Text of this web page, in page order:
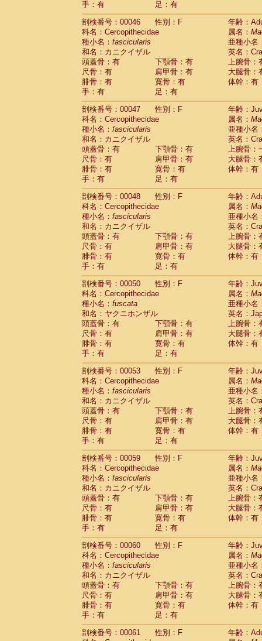
CercopithecidaeColobus angolensis
CercopithecidaeColobus guereza (0)
Cercopithecidae Colobus polykomos
Cercopithecidae Piliocolobus badius
Cercopithecidae Kasi senex vetulus(1)
CercopithecidaeKasi senex
CercopithecidaeNasalis larvatus(0)
CercopithecidaePresbytes
CercopithecidaePygathrix nemaeus
CercopithecidaeSemnopithecus
Cercopithecidae
Trachypithecus
Cercopithecidae
Trachypithecus
Cercopithecidae
Trachypithecus
CercopithecidaeTrachypithecus
CercopithecidaeColobinae spp.(0)
CercopithecidaePresbytesinaespp.(0)
CercopithecidaeCercopithecidae
HylobatidaeHoolock hoolock(1)
HylobatidaeHylobates agilis
HylobatidaeHylobates klossii (0)
Hylobatidae
HylobatidaeHylobates moloch(2)
Hylobatidae Hylobates muelleri(0)
HylobatidaeHylobates pileatus(3)
Hylobatidae Hylobates
HylobatidaeHylobateshybrid(1)
HylobatidaeNomascus concolor(0)
HylobatidaeSymphalangus
Hominidae
(0)
HominidaePan troglodytes
Hominidae Gorilla gorilla beringei(0)
Hominidae Gorilla gorilla gorilla(0)
Primates misc.(0)
Scandentia Dendrogale melanura
Scandentia Ptilocercus lowii
ScandentiaTupaia glis
Scandentia
Scandentia
手：有
足：有
剖検番号：00046
性別：F
年齢：
科名：Cercopithecidae
属名：
種小名： fascicularis
亜種小名
和名：カニクイザル
英名：
頭蓋骨：有
下顎骨：有
上腕骨：
尺骨：有
肩甲骨：有
大腿骨：
腓骨：有
寛骨：有
体幹：有
手：有
足：有
剖検番号：00047
性別：F
年齢：
科名：Cercopithecidae
属名：
種小名： fascicularis
亜種小名
和名：カニクイザル
英名：
頭蓋骨：有
下顎骨：有
上腕骨：
尺骨：有
肩甲骨：有
大腿骨：
腓骨：有
寛骨：有
体幹：有
手：有
足：有
剖検番号：00048
性別：F
年齢：
科名：Cercopithecidae
属名：
種小名： fascicularis
亜種小名
和名：カニクイザル
英名：
頭蓋骨：有
下顎骨：有
上腕骨：
尺骨：有
肩甲骨：有
大腿骨：
腓骨：有
寛骨：有
体幹：有
手：有
足：有
剖検番号：00050
性別：F
年齢：
科名：Cercopithecidae
属名：
種小名： fuscata
亜種小名
和名：ヤクニホンザル
英名：
頭蓋骨：有
下顎骨：有
上腕骨：
尺骨：有
肩甲骨：有
大腿骨：
腓骨：有
寛骨：有
体幹：有
手：有
足：有
剖検番号：00053
性別：F
年齢：
科名：Cercopithecidae
属名：
種小名： fascicularis
亜種小名
和名：カニクイザル
英名：
頭蓋骨：有
下顎骨：有
上腕骨：
尺骨：有
肩甲骨：有
大腿骨：
腓骨：有
寛骨：有
体幹：有
手：有
足：有
剖検番号：00059
性別：F
年齢：
科名：Cercopithecidae
属名：
種小名： fascicularis
亜種小名
和名：カニクイザル
英名：
頭蓋骨：有
下顎骨：有
上腕骨：
尺骨：有
肩甲骨：有
大腿骨：
腓骨：有
寛骨：有
体幹：有
手：有
足：有
剖検番号：00060
性別：F
年齢：
科名：Cercopithecidae
属名：
種小名： fascicularis
亜種小名
和名：カニクイザル
英名：
頭蓋骨：有
下顎骨：有
上腕骨：
尺骨：有
肩甲骨：有
大腿骨：
腓骨：有
寛骨：有
体幹：有
手：有
足：有
剖検番号：00061
性別：F
年齢：